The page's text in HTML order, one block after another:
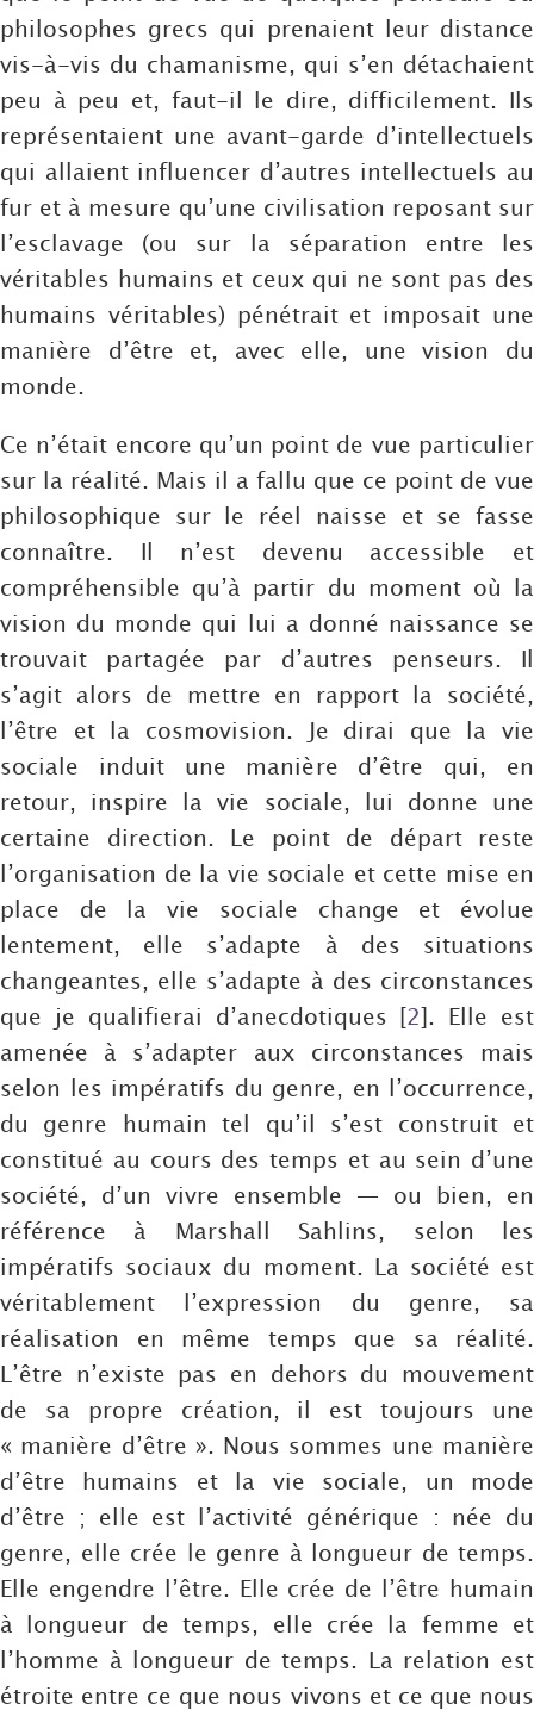
philosophes grecs qui prenaient leur distance
vis-à-vis du chamanisme, qui s’en détachaient
peu à peu et, faut-il le dire, difficilement. Ils
représentaient une avant-garde d’intellectuels
qui allaient influencer d’autres intellectuels au
fur et à mesure qu’une civilisation reposant sur
l’esclavage (ou sur la séparation entre les
véritables humains et ceux qui ne sont pas des
humains véritables) pénétrait et imposait une
manière d’être et, avec elle, une vision du
monde.
Ce n’était encore qu’un point de vue particulier
sur la réalité. Mais il a fallu que ce point de vue
philosophique sur le réel naisse et se fasse
connaître. Il n’est devenu accessible et
compréhensible qu’à partir du moment où la
vision du monde qui lui a donné naissance se
trouvait partagée par d’autres penseurs. Il
s’agit alors de mettre en rapport la société,
l’être et la cosmovision. Je dirai que la vie
sociale induit une manière d’être qui, en
retour, inspire la vie sociale, lui donne une
certaine direction. Le point de départ reste
l’organisation de la vie sociale et cette mise en
place de la vie sociale change et évolue
lentement, elle s’adapte à des situations
changeantes, elle s’adapte à des circonstances
que je qualifierai d’anecdotiques [2]. Elle est
amenée à s’adapter aux circonstances mais
selon les impératifs du genre, en l’occurrence,
du genre humain tel qu’il s’est construit et
constitué au cours des temps et au sein d’une
société, d’un vivre ensemble — ou bien, en
référence à Marshall Sahlins, selon les
impératifs sociaux du moment. La société est
véritablement l’expression du genre, sa
réalisation en même temps que sa réalité.
L’être n’existe pas en dehors du mouvement
de sa propre création, il est toujours une
« manière d’être ». Nous sommes une manière
d’être humains et la vie sociale, un mode
d’être ; elle est l’activité générique : née du
genre, elle crée le genre à longueur de temps.
Elle engendre l’être. Elle crée de l’être humain
à longueur de temps, elle crée la femme et
l’homme à longueur de temps. La relation est
étroite entre ce que nous vivons et ce que nous